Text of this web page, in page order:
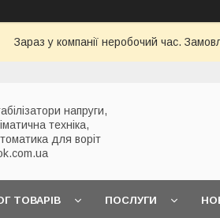
Зараз у компанії неробочий час.
напруги,
техніка,
для воріт
ТОВАРІВ ПОСЛУГИ